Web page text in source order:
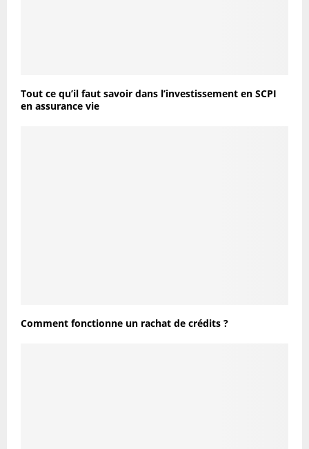
Tout ce qu’il faut savoir dans l’investissement en SCPI
en assurance vie
Comment fonctionne un rachat de crédits ?